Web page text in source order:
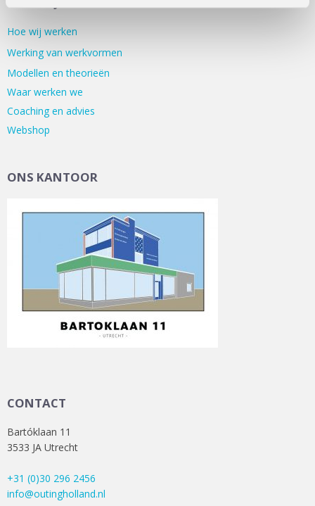
Hoe wij werken
Werking van werkvormen
Modellen en theorieën
Waar werken we
Coaching en advies
Webshop
ONS KANTOOR
CONTACT
Bartóklaan 11
3533 JA Utrecht
+31 (0)30 296 2456
info@outingholland.nl